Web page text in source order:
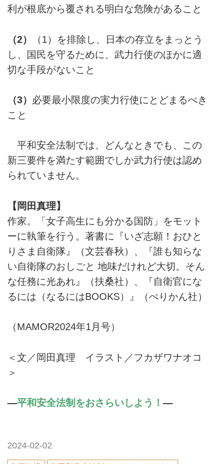
利が根底から覆される明白な危険があること
（2）
（1）を排除し、日本の存立をまっとう
し、国民を守るために、武力行使のほかに適
切な手段がないこと
（3） 必要最小限度の実力行使にとどまるべき
こと
平和安全法制では、どんなときでも、この
新三要件を満たす範囲でしか武力行使は認め
られていません。
【岡田真理】
作家。「女子高生にも分かる国防」をモット
ーに執筆を行う。著書に『いざ志願！おひと
りさま自衛隊』（文芸春秋）、『誰も知らな
い自衛隊のおしごと 地味だけれど大切。そん
な任務に光あれ』（扶桑社）、『自衛官にな
るには（なるにはBOOKS）』（ぺりかん社）
（MAMOR2024年1月号）
＜文／岡田真理 イラスト／フカザワナオコ
＞
―平和安全法制をおさらいしよう！ ―
2024-02-02